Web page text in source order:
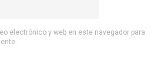
electrónico y web en este navegador para